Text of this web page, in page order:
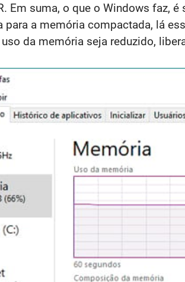
Em suma, o que o Windows faz,
para a memória compactada, lá
da memória seja reduzido,